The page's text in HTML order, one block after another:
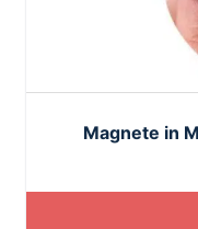
Magnete in